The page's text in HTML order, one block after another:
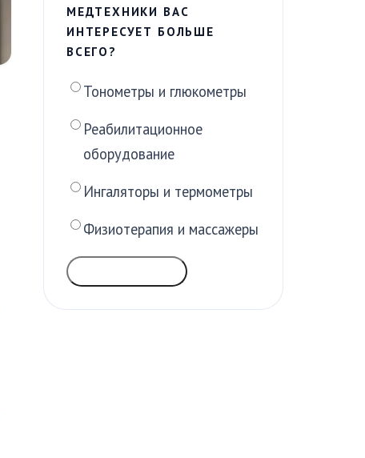
МЕДТЕХНИКИ ВАС
ИНТЕРЕСУЕТ БОЛЬШЕ
ВСЕГО?
Тонометры и глюкометры
Реабилитационное
оборудование
Ингаляторы и термометры
Физиотерапия и массажеры